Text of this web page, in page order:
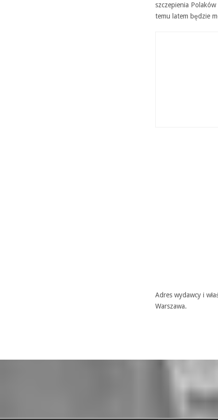
szczepienia
temu latem będzie
Adres wydawcy i
Warszawa.